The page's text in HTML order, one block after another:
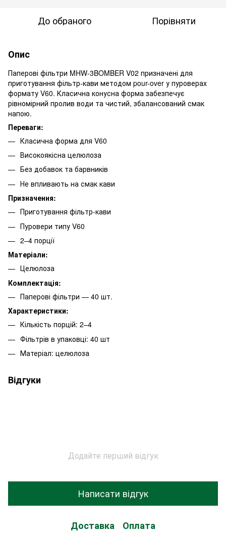
До обраного Порівняти
Опис
Паперові фільтри MHW-3BOMBER V02 призначені для
приготування фільтр-кави методом pour-over у пуроверах
формату V60. Класична конусна форма забезпечує
рівномірний пролив води та чистий, збалансований смак
напою.
Переваги:
Класична форма для V60
Високоякісна целюлоза
Без добавок та барвників
Не впливають на смак кави
Призначення:
Приготування фільтр-кави
Пуровери типу V60
2–4 порції
Матеріали:
Целюлоза
Комплектація:
Паперові фільтри — 40 шт.
Характеристики:
Кількість порцій: 2–4
Фільтрів в упаковці: 40 шт
Матеріал: целюлоза
Відгуки
Додайте перший відгук
Написати відгук
Доставка Оплата